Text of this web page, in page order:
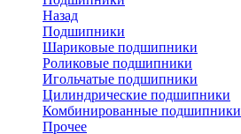
Назад
Подшипники
Шариковые подшипники
Роликовые подшипники
Игольчатые подшипники
Цилиндрические подшипники
Комбинированные подшипники
Прочее